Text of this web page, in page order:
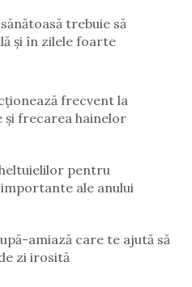
trebuie să
și în zilele foarte
frecvent la
și frecarea hainelor
pentru
ale anului
amiază care te ajută să
zi irosită